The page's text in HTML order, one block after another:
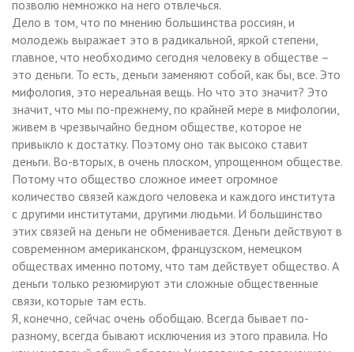
позволю немножко на него отвлечься.
Дело в том, что по мнению большинства россиян, и
молодежь выражает это в радикальной, яркой степени,
главное, что необходимо сегодня человеку в обществе –
это деньги. То есть, деньги заменяют собой, как бы, все. Это
мифология, это нереальная вещь. Но что это значит? Это
значит, что мы по-прежнему, по крайней мере в мифологии,
живем в чрезвычайно бедном обществе, которое не
привыкло к достатку. Поэтому оно так высоко ставит
деньги. Во-вторых, в очень плоском, упрощенном обществе.
Потому что общество сложное имеет огромное
количество связей каждого человека и каждого института
с другими институтами, другими людьми. И большинство
этих связей на деньги не обменивается. Деньги действуют в
современном американском, французском, немецком
обществах именно потому, что там действует общество. А
деньги только резюмируют эти сложные общественные
связи, которые там есть.
Я, конечно, сейчас очень обобщаю. Всегда бывает по-
разному, всегда бывают исключения из этого правила. Но